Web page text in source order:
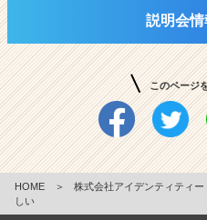
説明会
このページ
HOME ＞ 株式会社アイデンティティー
しい